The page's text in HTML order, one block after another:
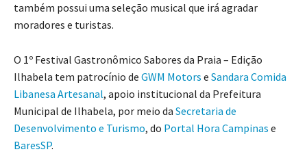
também possui uma seleção musical que irá agradar
moradores e turistas.
O 1º Festival Gastronômico Sabores da Praia – Edição
Ilhabela tem patrocínio de GWM Motors e Sandara Comida
Libanesa Artesanal, apoio institucional da Prefeitura
Municipal de Ilhabela, por meio da Secretaria de
Desenvolvimento e Turismo, do Portal Hora Campinas e
BaresSP.